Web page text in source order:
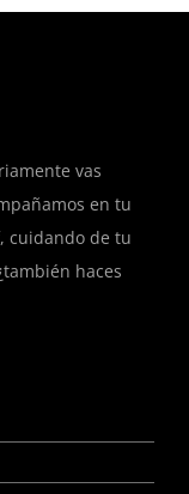
vas
en tu
cuidando de tu
haces